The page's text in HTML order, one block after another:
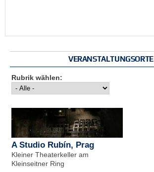
VERANSTALTUNGSORTE
Rubrik wählen:
A Studio Rubín, Prag
Kleiner Theaterkeller am
Kleinseitner Ring